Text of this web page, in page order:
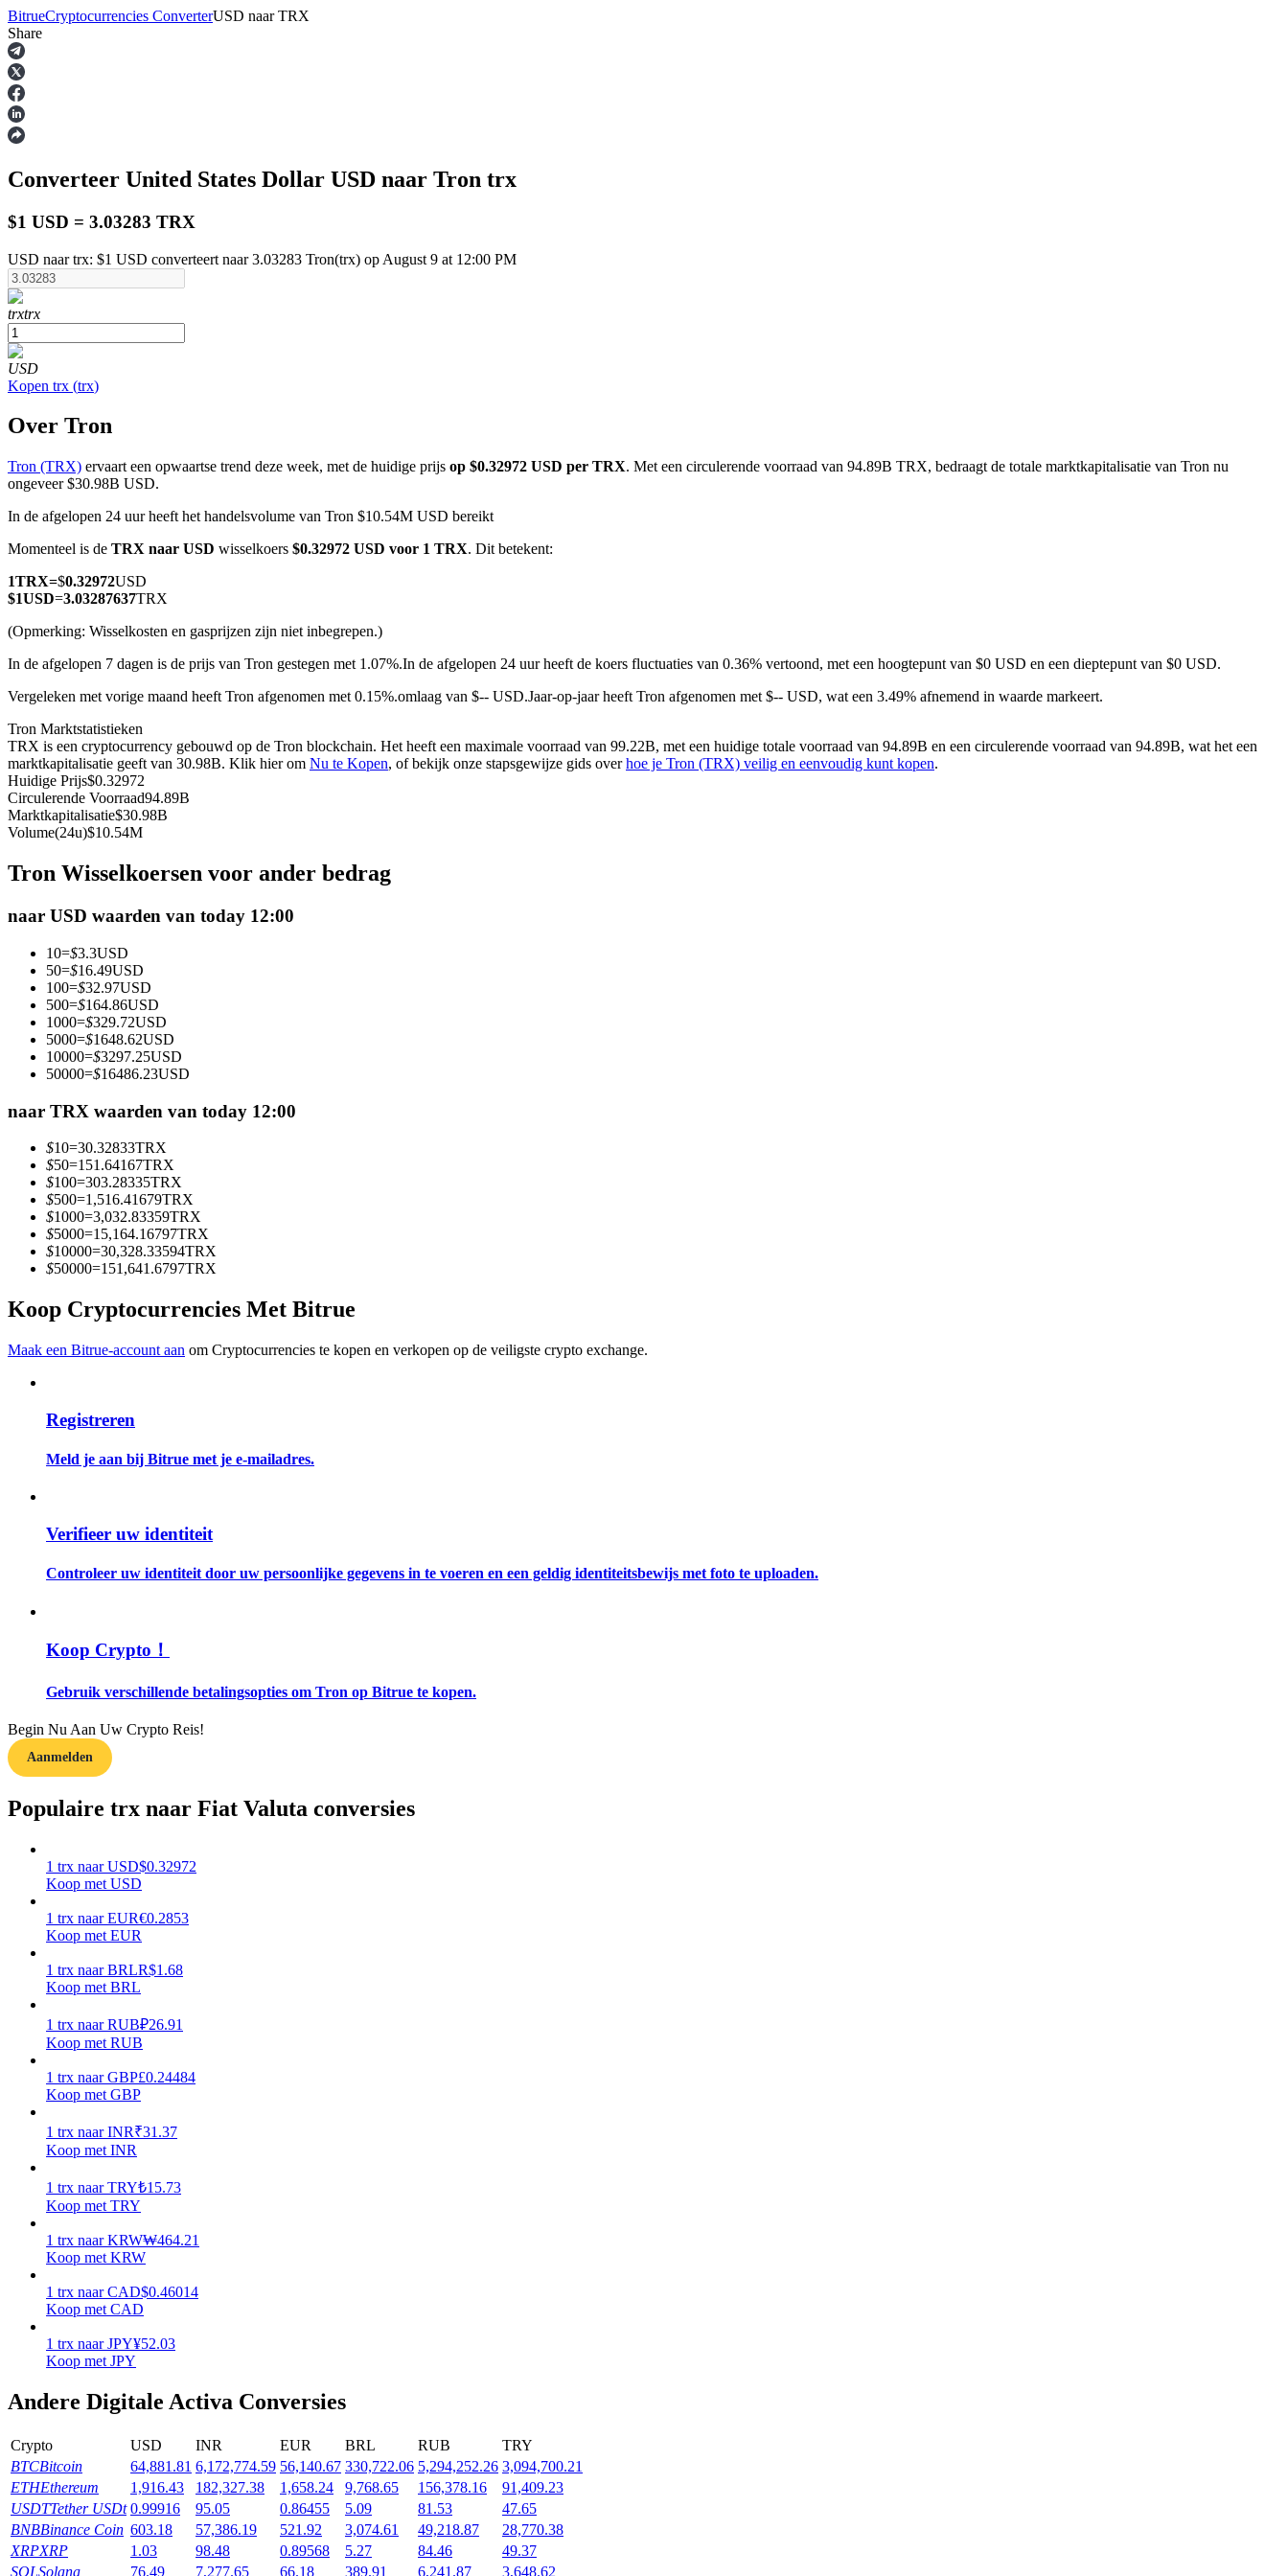
Termijncontracten
USDT-futures
Futures met USDT als onderpand
COIN-M-futures
Cryptocurrency-futures
Futures met USDC als onderpand
Kopiëren Handel
Sluit je aan bij top traders
Word een Copy Trader
Informatie
Big data-analyse inclusief handelsinformatie, enz.
Gids
Handelsstrategieën
Leer hoe u winstgevend kunt blijven
Verdienen
Verdien dagelijks competitieve beloningen
BitrueCryptocurrencies ConverterUSD naar TRX
Share
Converteer United States Dollar USD naar Tron trx
$1 USD = 3.03283 TRX
USD naar trx: $1 USD converteert naar 3.03283 Tron(trx) op August 9 at 12:00 PM
trxtrx
USD
Kopen trx (trx)
Over Tron
Tron (TRX) ervaart een opwaartse trend deze week, met de huidige prijs op $0.32972 USD per TRX. Met een circulerende voorraad van 94.89B TRX, bedraagt de totale marktkapitalisatie van Tron nu
ongeveer $30.98B USD.
In de afgelopen 24 uur heeft het handelsvolume van Tron $10.54M USD bereikt
Momenteel is de TRX naar USD wisselkoers $0.32972 USD voor 1 TRX. Dit betekent:
1TRX=$0.32972USD
$1USD=3.03287637TRX
(Opmerking: Wisselkosten en gasprijzen zijn niet inbegrepen.)
In de afgelopen 7 dagen is de prijs van Tron gestegen met 1.07%.In de afgelopen 24 uur heeft de koers fluctuaties van 0.36% vertoond, met een hoogtepunt van $0 USD en een dieptepunt van $0 USD.
Vergeleken met vorige maand heeft Tron afgenomen met 0.15%.omlaag van $-- USD.Jaar-op-jaar heeft Tron afgenomen met $-- USD, wat een 3.49% afnemend in waarde markeert.
Tron Marktstatistieken
TRX is een cryptocurrency gebouwd op de Tron blockchain. Het heeft een maximale voorraad van 99.22B, met een huidige totale voorraad van 94.89B en een circulerende voorraad van 94.89B, wat het een
marktkapitalisatie geeft van 30.98B. Klik hier om Nu te Kopen, of bekijk onze stapsgewijze gids overhoe je Tron (TRX) veilig en eenvoudig kunt kopen.
Huidige Prijs$0.32972
Circulerende Voorraad94.89B
Marktkapitalisatie$30.98B
Volume(24u)$10.54M
Tron Wisselkoersen voor ander bedrag
naar USD waarden van today 12:00
10=$3.3USD
50=$16.49USD
100=$32.97USD
500=$164.86USD
1000=$329.72USD
5000=$1648.62USD
10000=$3297.25USD
50000=$16486.23USD
naar TRX waarden van today 12:00
$10=30.32833TRX
$50=151.64167TRX
$100=303.28335TRX
$500=1,516.41679TRX
$1000=3,032.83359TRX
$5000=15,164.16797TRX
$10000=30,328.33594TRX
$50000=151,641.6797TRX
Koop Cryptocurrencies Met Bitrue
Maak een Bitrue-account aan om Cryptocurrencies te kopen en verkopen op de veiligste crypto exchange.
Registreren
Meld je aan bij Bitrue met je e-mailadres.
Verifieer uw identiteit
Controleer uw identiteit door uw persoonlijke gegevens in te voeren en een geldig identiteitsbewijs met foto te uploaden.
Koop Crypto！
Gebruik verschillende betalingsopties om Tron op Bitrue te kopen.
Begin Nu Aan Uw Crypto Reis!
Aanmelden
Populaire trx naar Fiat Valuta conversies
1 trx naar USD$0.32972
Koop met USD
1 trx naar EUR€0.2853
Koop met EUR
1 trx naar BRLR$1.68
Koop met BRL
1 trx naar RUB₽26.91
Koop met RUB
1 trx naar GBP£0.24484
Koop met GBP
1 trx naar INR₹31.37
Koop met INR
1 trx naar TRY₺15.73
Koop met TRY
1 trx naar KRW₩464.21
Koop met KRW
1 trx naar CAD$0.46014
Koop met CAD
1 trx naar JPY¥52.03
Koop met JPY
Andere Digitale Activa Conversies
Crypto USD INR EUR BRL RUB
TRY
BTCBitcoin 64,881.81 6,172,774.59 56,140.67 330,722.06 5,294,252.26 3,094,700.21
ETHEthereum 1,916.43 182,327.38 1,658.24 9,768.65 156,378.16
91,409.23
USDTTether USDt 0.99916 95.05 0.86455 5.09 81.53
47.65
BNBBinance Coin 603.18 57,386.19 521.92 3,074.61 49,218.87
28,770.38
XRPXRP 1.03 98.48 0.89568 5.27 84.46
49.37
SOLSolana 76.49 7,277.65 66.18 389.91 6,241.87
3,648.62